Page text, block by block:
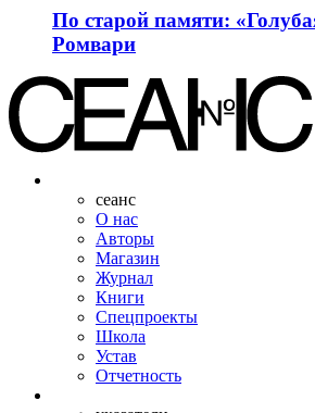
По старой памяти:
Ромвари
сеанс
О нас
Авторы
Магазин
Журнал
Книги
Спецпроекты
Школа
Устав
Отчетность